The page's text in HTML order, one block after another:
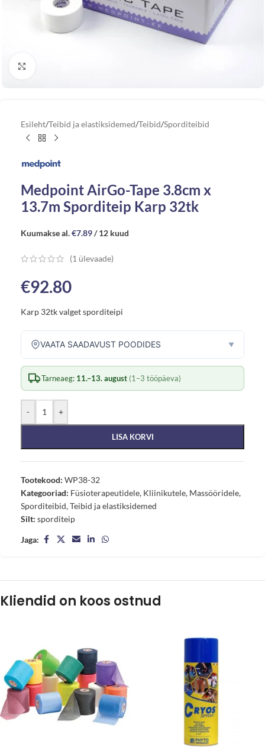
Esileht/Teibid ja elastiksidemed/Teibid/Sporditeibid
Medpoint AirGo-Tape 3.8cm x
13.7m Sporditeip Karp 32tk
Kuumakse al.€7.89/ 12 kuud
(1 ülevaade)
€92.80
Karp 32tk valget sporditeipi
VAATA SAADAVUST POODIDES ▼
Tarneaeg: 11.–13. august (1–3 tööpäeva)
- +
LISA KORVI
Tootekood: WP38-32
Kategooriad: Füsioterapeutidele, Kliinikutele, Massööridele,
Sporditeibid,Teibid ja elastiksidemed
Silt: sporditeip
Jaga:
Kliendid on koos ostnud